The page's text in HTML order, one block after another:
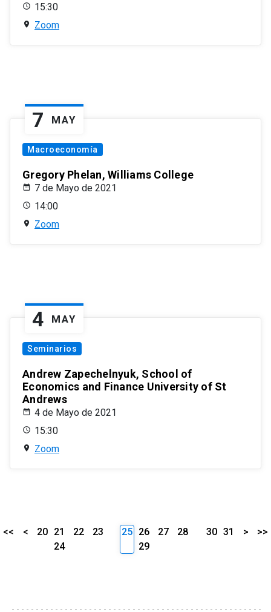
15:30
Zoom
7 MAY
Macroeconomía
Gregory Phelan, Williams College
7 de Mayo de 2021
14:00
Zoom
4 MAY
Seminarios
Andrew Zapechelnyuk, School of
Economics and Finance University of St
Andrews
4 de Mayo de 2021
15:30
Zoom
<< < 20 21 22
23
24
25 26 27
28
29
30 31 > >>